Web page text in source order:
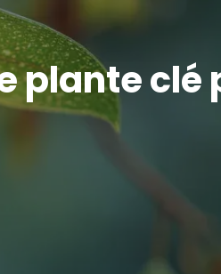
plante clé